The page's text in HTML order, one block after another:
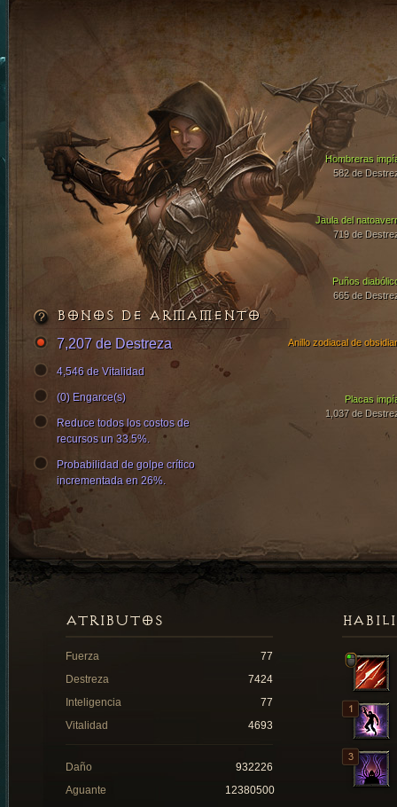
Jaula del
719 de
Puños
665 de
Hombreras
582 de
Placas
1,037 de
Anillo zodiacal de
BONOS DE ARMAMENTO
7,207 de Destreza
4,546 de Vitalidad
(0) Engarce(s)
Reduce todos los costos de
recursos un 33.5%.
Probabilidad de golpe crítico
incrementada en 26%.
ATRIBUTOS
Fuerza
77
Destreza
7424
Inteligencia
77
Vitalidad
4693
Daño
932226
Aguante
12380500